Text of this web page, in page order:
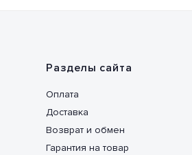
Разделы сайта
Оплата
Доставка
Возврат и обмен
Гарантия на товар